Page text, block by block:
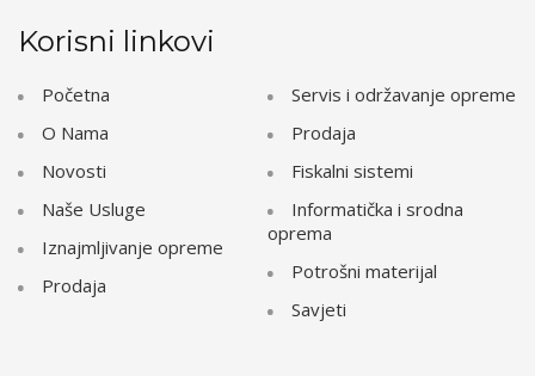
Korisni linkovi
Početna
O Nama
Novosti
Naše Usluge
Iznajmljivanje opreme
Prodaja
Servis i održavanje opreme
Prodaja
Fiskalni sistemi
Informatička i srodna
oprema
Potrošni materijal
Savjeti